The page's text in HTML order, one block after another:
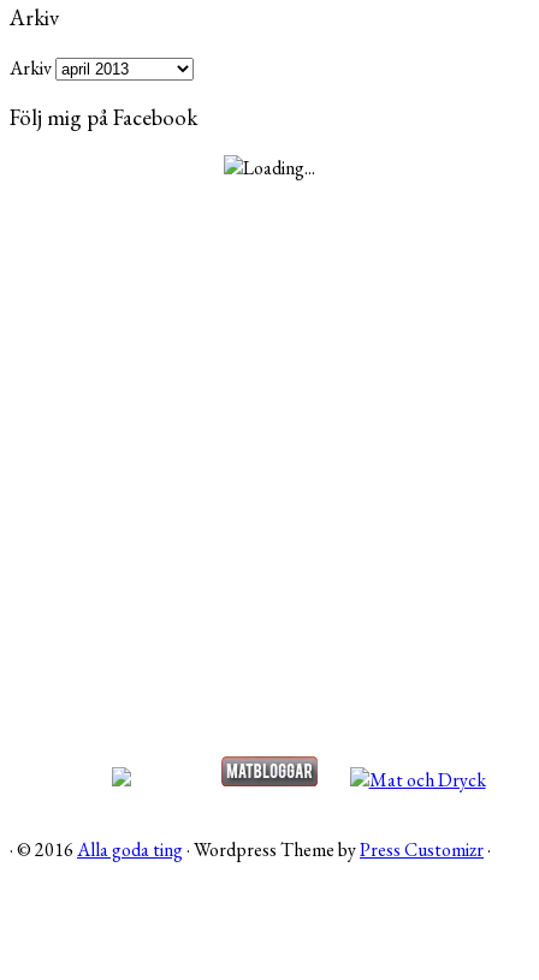
Arkiv
Arkiv
Följ mig på Facebook
·© 2016Alla goda ting·Wordpress Theme byPress Customizr·